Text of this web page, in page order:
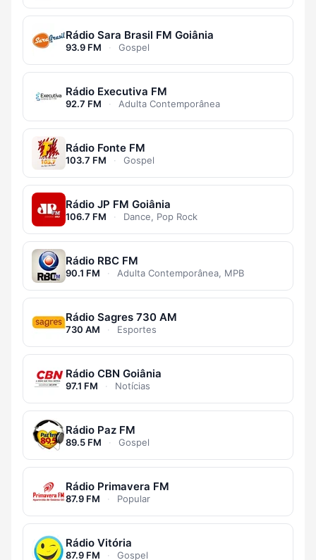
Rádio Sara Brasil FM Goiânia
93.9 FM · Gospel
Rádio Executiva FM
92.7 FM · Adulta Contemporânea
Rádio Fonte FM
103.7 FM · Gospel
Rádio JP FM Goiânia
106.7 FM · Dance, Pop Rock
Rádio RBC FM
90.1 FM · Adulta Contemporânea, MPB
Rádio Sagres 730 AM
730 AM · Esportes
Rádio CBN Goiânia
97.1 FM · Notícias
Rádio Paz FM
89.5 FM · Gospel
Rádio Primavera FM
87.9 FM · Popular
Rádio Vitória
87.9 FM · Gospel